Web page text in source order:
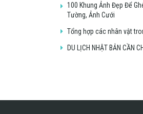
100 Khung Ảnh Đẹp Để
Tường, Ảnh Cưới
Tổng hợp các nhân vật
DU LỊCH NHẬT BẢN CẦN